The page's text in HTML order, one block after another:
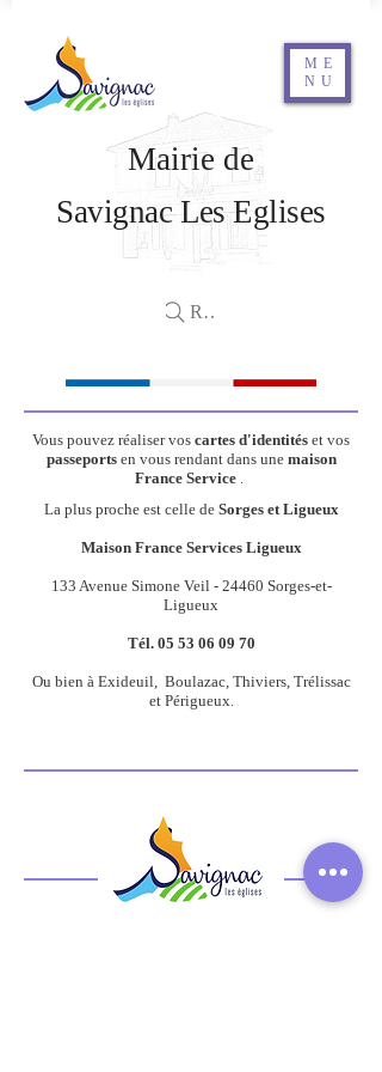
ME
NU
Savignac Les Eglises
Mairie de
Rechercher
Vous pouvez réaliser vos cartes d'identités et vos
passeportsen vous rendant dans une maison
France Service .
La plus proche est celle de Sorges et Ligueux
Maison France Services Ligueux
133 Avenue Simone Veil - 24460 Sorges-et-
Ligueux
Tél. 05 53 06 09 70
Ou bien à Exideuil, Boulazac, Thiviers, Trélissac
et Périgueux.